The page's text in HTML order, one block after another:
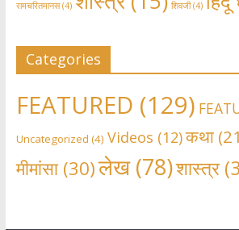
रामचरितमानस(4) शिवजी(4)
Categories
FEATURED (129)
Uncategorized (4) Videos (12)कथा
मीमांसा(30)लेख(78)शास्त्र